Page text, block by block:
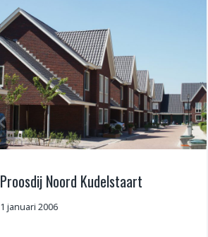
Proosdij Noord Kudelstaart
1 januari 2006